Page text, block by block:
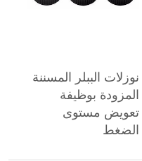
نوزلات الببلر المسننة
المزودة بوظيفة
تعويض مستوى
الضغط